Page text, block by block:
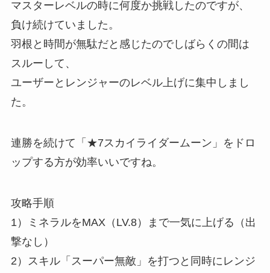
マスターレベルの時に何度か挑戦したのですが、
負け続けていました。
羽根と時間が無駄だと感じたのでしばらくの間は
スルーして、
ユーザーとレンジャーのレベル上げに集中しまし
た。
連勝を続けて「★7スカイライダームーン」をドロ
ップする方が効率いいですね。
攻略手順
1）ミネラルをMAX（LV.8）まで一気に上げる（出
撃なし）
2）スキル「スーパー無敵」を打つと同時にレンジ